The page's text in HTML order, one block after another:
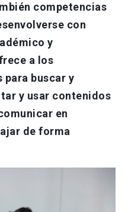
competencias
con
y
a los
buscar y
y usar contenidos
en
de forma